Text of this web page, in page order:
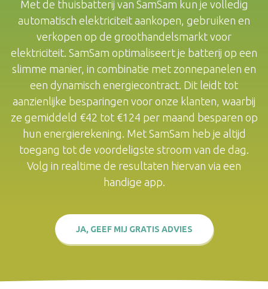
Met de thuisbatterij van SamSam kun je volledig
automatisch elektriciteit aankopen, gebruiken en
verkopen op de groothandelsmarkt voor
elektriciteit. SamSam optimaliseert je batterij op een
slimme manier, in combinatie met zonnepanelen en
een dynamisch energiecontract. Dit leidt tot
aanzienlijke besparingen voor onze klanten, waarbij
ze gemiddeld €42 tot €124 per maand besparen op
hun energierekening. Met SamSam heb je altijd
toegang tot de voordeligste stroom van de dag.
Volg in realtime de resultaten hiervan via een
handige app.
JA, GEEF MIJ GRATIS ADVIES